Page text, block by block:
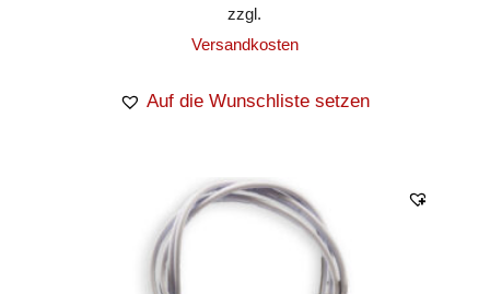
zzgl.
Versandkosten
Auf die Wunschliste setzen